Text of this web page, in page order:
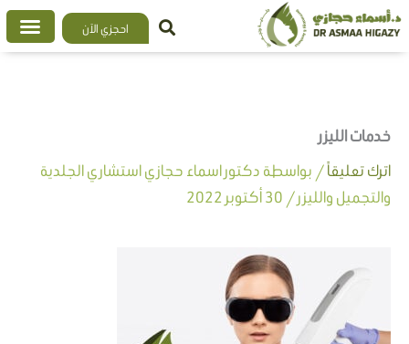
تخطي
إلى
احجزي الآن
خدمات الليزر
اترك تعليقاً/ بواسطة دكتور اسماء حجازي استشاري الجلدية
والتجميل والليزر/ 30 أكتوبر 2022